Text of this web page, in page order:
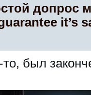
допрос
it’s
был